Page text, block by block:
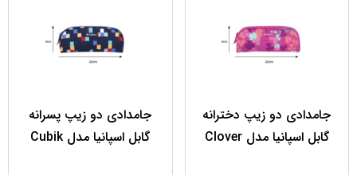
جامدادی دو زیپ دخترانه
گابل اسپانیا مدل Clover
جامدادی دو زیپ پسرانه
گابل اسپانیا مدل Cubik